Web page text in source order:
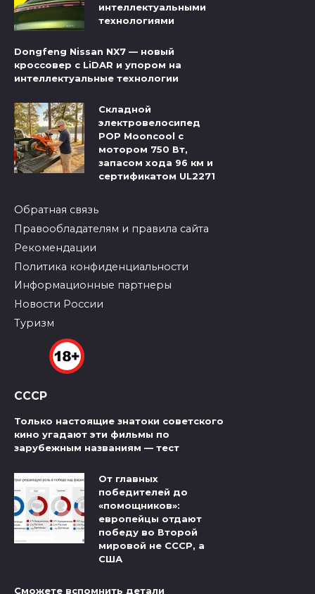
интеллектуальными
технологиями
Dongfeng Nissan NX7 — новый
кроссовер с LiDAR и упором на
интеллектуальные технологии
Складной
электровелосипед
POP Mooncool с
мотором 750 Вт,
запасом хода 96 км и
сертификатом UL2271
Обратная связь
Правообладателям и правила сайта
Рекомендации
Политика конфиденциальности
Информационные партнеры
Новости России
Туризм
СССР
Только настоящие знатоки советского
кино угадают эти фильмы по
зарубежным названиям — тест
От главных
победителей до
«помощников»:
европейцы отдают
победу во Второй
мировой не СССР, а
США
Сможете вспомнить детали